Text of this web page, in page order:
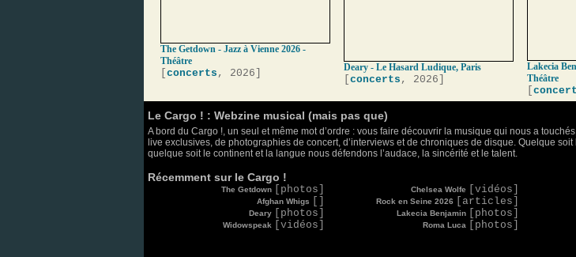
The Getdown - Jazz à Vienne 2026 -
Théâtre
concerts , 2026] Deary - Le Hasard Ludique, Paris
concerts , 2026]
Lakecia
Théâtre
Le Cargo ! : Webzine musical (mais pas que)
A bord du Cargo !, un seul et même mot d’ordre : vous faire découvrir la musique qui nous a
live exclusives, de photographies de concert, d’interviews et de chroniques de disque. Quelque
quelque soit le continent et la langue nous défendons l’audace, la sincérité et le talent.
Récemment sur le Cargo !
The Getdown [photos]
Afghan Whigs
Deary [photos]
Widowspeak [vidéos]
Chelsea Wolfe [vidéos]
Rock en Seine 2026 [articles]
Lakecia Benjamin [photos]
Roma Luca [photos]